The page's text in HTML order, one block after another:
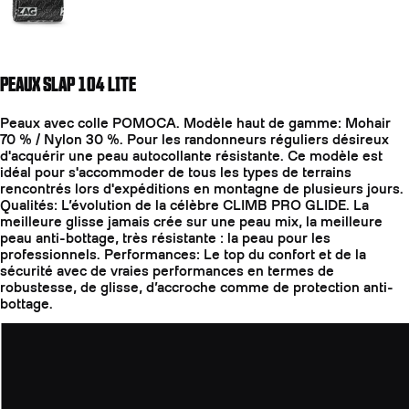
PEAUX SLAP 104 LITE
Peaux avec colle POMOCA. Modèle haut de gamme: Mohair
70 % / Nylon 30 %. Pour les randonneurs réguliers désireux
d'acquérir une peau autocollante résistante. Ce modèle est
idéal pour s'accommoder de tous les types de terrains
rencontrés lors d'expéditions en montagne de plusieurs jours.
Qualités: L’évolution de la célèbre CLIMB PRO GLIDE. La
meilleure glisse jamais crée sur une peau mix, la meilleure
peau anti-bottage, très résistante : la peau pour les
professionnels. Performances: Le top du confort et de la
sécurité avec de vraies performances en termes de
robustesse, de glisse, d’accroche comme de protection anti-
bottage.